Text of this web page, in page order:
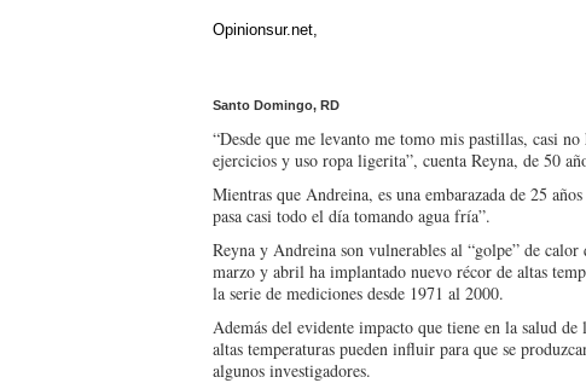
Opinionsur.net,
Santo Domingo, RD
“Desde que me levanto me tomo mis pastillas, casi no
ejercicios y uso ropa ligerita”, cuenta Reyna, de 50
Mientras que Andreina, es una embarazada de 25
pasa casi todo el día tomando agua fría”.
Reyna y Andreina son vulnerables al “golpe” de
marzo y abril ha implantado nuevo récor de altas
la serie de mediciones desde 1971 al 2000.
Además del evidente impacto que tiene en la salud de
altas temperaturas pueden influir para que se
algunos investigadores.